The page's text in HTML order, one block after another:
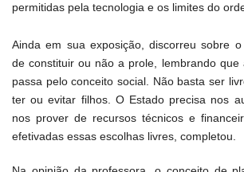
permitidas pela tecnologia e os limites do
Ainda em sua exposição, discorreu sobre
de constituir ou não a prole, lembrando que
passa pelo conceito social. Não basta ser
ter ou evitar filhos. O Estado precisa nos
nos prover de recursos técnicos e
efetivadas essas escolhas livres, completou.